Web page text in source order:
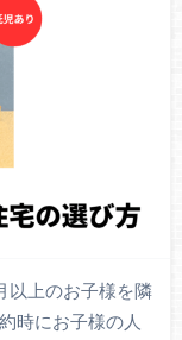
以上のお子様を隣
時にお子様の人